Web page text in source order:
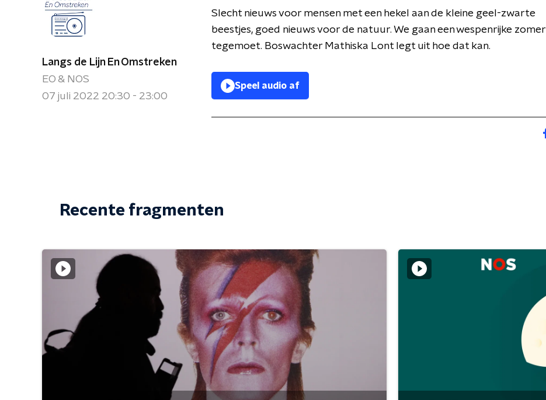
Langs de Lijn En Omstreken
EO & NOS
07 juli 2022 20:30 - 23:00
Slecht nieuws voor mensen met een hekel aan de kleine geel-zwarte
beestjes, goed nieuws voor de natuur. We gaan een wespenrijke zomer
tegemoet. Boswachter Mathiska Lont legt uit hoe dat kan.
Speel audio af
Recente fragmenten